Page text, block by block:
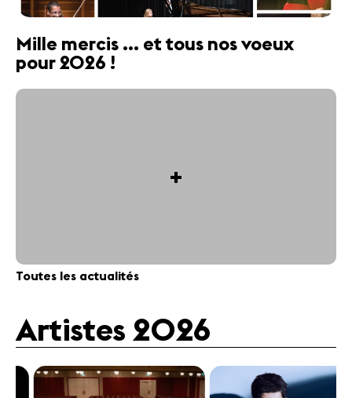
Mille mercis ... et tous nos voeux
pour 2026 !
+
Toutes les actualités
Artistes 2026